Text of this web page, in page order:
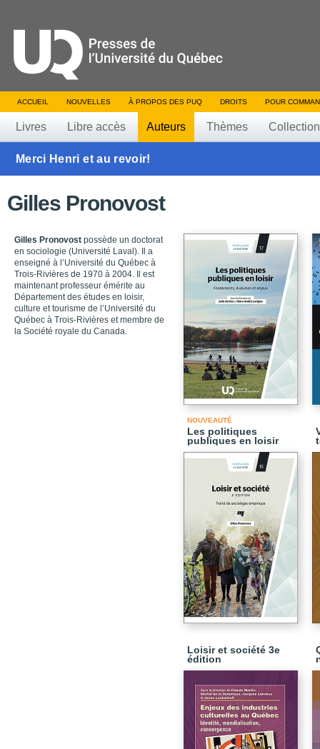
ACCUEIL NOUVELLES À PROPOS DES PUQ DROITS POUR
Livres Libre accès Auteurs Thèmes
Merci Henri et au revoir!
Gilles Pronovost
Gilles Pronovost possède un doctorat
en sociologie (Université Laval). Il a
enseigné à l’Université du Québec à
Trois-Rivières de 1970 à 2004. Il est
maintenant professeur émérite au
Département des études en loisir,
culture et tourisme de l’Université du
Québec à Trois-Rivières et membre de
la Société royale du Canada.
NOUVEAUTÉ
Les politiques
publiques en loisir
Loisir et société 3e
édition